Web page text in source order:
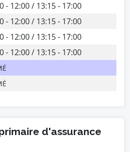
- 12:00 / 13:15 - 17:00
- 12:00 / 13:15 - 17:00
- 12:00 / 13:15 - 17:00
- 12:00 / 13:15 - 17:00
d'assurance